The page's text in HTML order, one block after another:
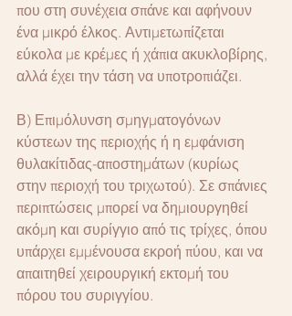
που στη συνέχεια σπάνε και αφήνουν
ένα μικρό έλκος. Αντιμετωπίζεται
εύκολα με κρέμες ή χάπια ακυκλοβίρης,
αλλά έχει την τάση να υποτροπιάζει.
Β) Επιμόλυνση σμηγματογόνων
κύστεων της περιοχής ή η εμφάνιση
θυλακίτιδας-αποστημάτων (κυρίως
στην περιοχή του τριχωτού). Σε σπάνιες
περιπτώσεις μπορεί να δημιουργηθεί
ακόμη και συρίγγιο από τις τρίχες, όπου
υπάρχει εμμένουσα εκροή πύου, και να
απαιτηθεί χειρουργική εκτομή του
πόρου του συριγγίου.